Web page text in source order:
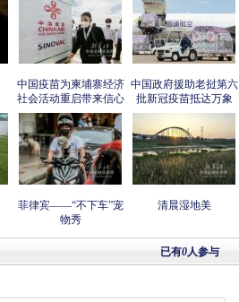
中国疫苗为柬埔寨经济
社会活动重启带来信心
中国政府援助老挝第六
批新冠疫苗抵达万象
菲律宾——“不下车”宠
物秀
清晨湿地美
已有0人参与